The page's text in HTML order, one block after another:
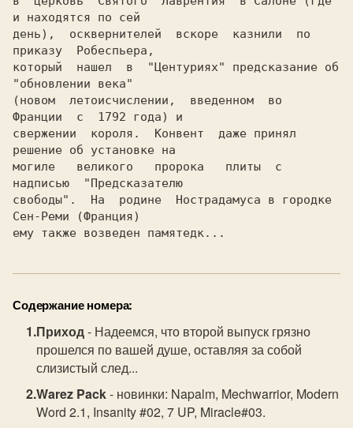
и находятся по сей
день),  осквернителей  вскоре  казнили  по
приказу  Робеспьера,
который  нашел  в  "Центуриях" предсказание об
"обновлении века"
(новом  летоисчислении,  введенном  во
Франции  с  1792 года) и
свержении  короля.  Конвент  даже принял
решение об установке на
могиле   великого   пророка   плиты  с
надписью  "Предсказателю
свободы".  На  родине  Нострадамуса в городке
Сен-Реми (Франция)
ему также возведен памятедк...
Содержание номера:
Приход- Надеемся, что второй выпуск грязно
прошелся по вашей душе, оставляя за собой
слизистый след...
Warez Pack- новинки: Napalm, Mechwarrior, Modern
Word 2.1, Insanity #02, 7 UP, Miracle#03.